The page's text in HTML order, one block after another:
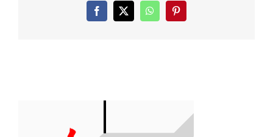
Facebook
X WhatsAppPinterest